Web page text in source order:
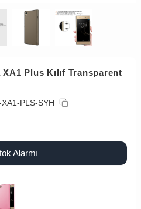
Plus Kılıf Transparent
PLS-SYH
Alarmı